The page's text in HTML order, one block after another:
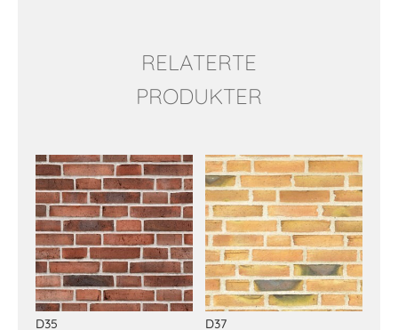
RELATERTE
PRODUKTER
D35 D37